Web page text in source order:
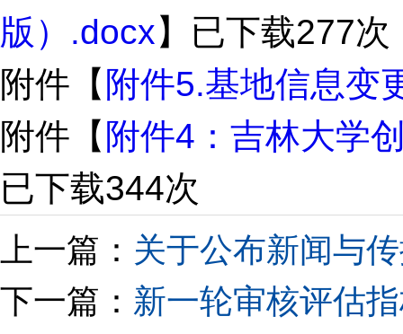
版）.docx】已下载277次
附件【 附件5.基地信息变
附件【 附件4：吉林大学
已下载344次
上一篇： 关于公布新闻与
下一篇： 新一轮审核评估